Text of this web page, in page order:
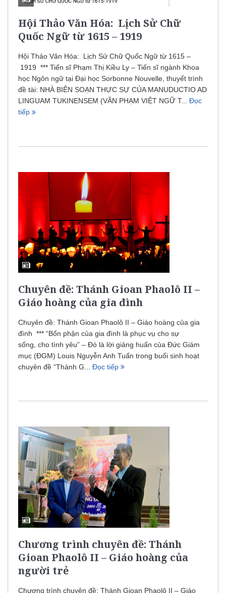
Hội Thảo Văn Hóa: Lịch Sử Chữ
Quốc Ngữ từ 1615 – 1919
Hội Thảo Văn Hóa: Lịch Sử Chữ Quốc Ngữ từ 1615 –
1919 *** Tiến sĩ Phạm Thị Kiều Ly – Tiến sĩ ngành Khoa
học Ngôn ngữ tại Đại học Sorbonne Nouvelle, thuyết trình
đề tài: NHÀ BIÊN SOẠN THỰC SỰ CỦA MANUDUCTIO AD
LINGUAM TUKINENSEM (VĂN PHẠM VIỆT NGỮ T... Đọc
tiếp
Chuyên đề: Thánh Gioan Phaolô II –
Giáo hoàng của gia đình
Chuyên đề: Thánh Gioan Phaolô II – Giáo hoàng của gia
đình *** “Bổn phận của gia đình là phục vụ cho sự
sống, cho tình yêu” – Đó là lời giảng huấn của Đức Giám
mục (ĐGM) Louis Nguyễn Anh Tuấn trong buổi sinh hoạt
chuyên đề “Thánh G... Đọc tiếp
Chương trình chuyên đề: Thánh
Gioan Phaolô II – Giáo hoàng của
người trẻ
Chương trình chuyên đề: Thánh Gioan Phaolô II – Giáo